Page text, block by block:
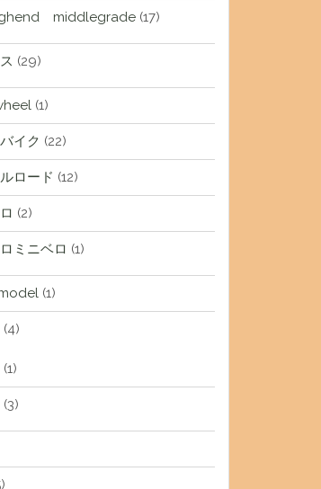
middlegrade (17)
(29)
(1)
イク (22)
ロード (12)
(2)
ミニベロ (1)
(1)
(4)
(1)
(3)